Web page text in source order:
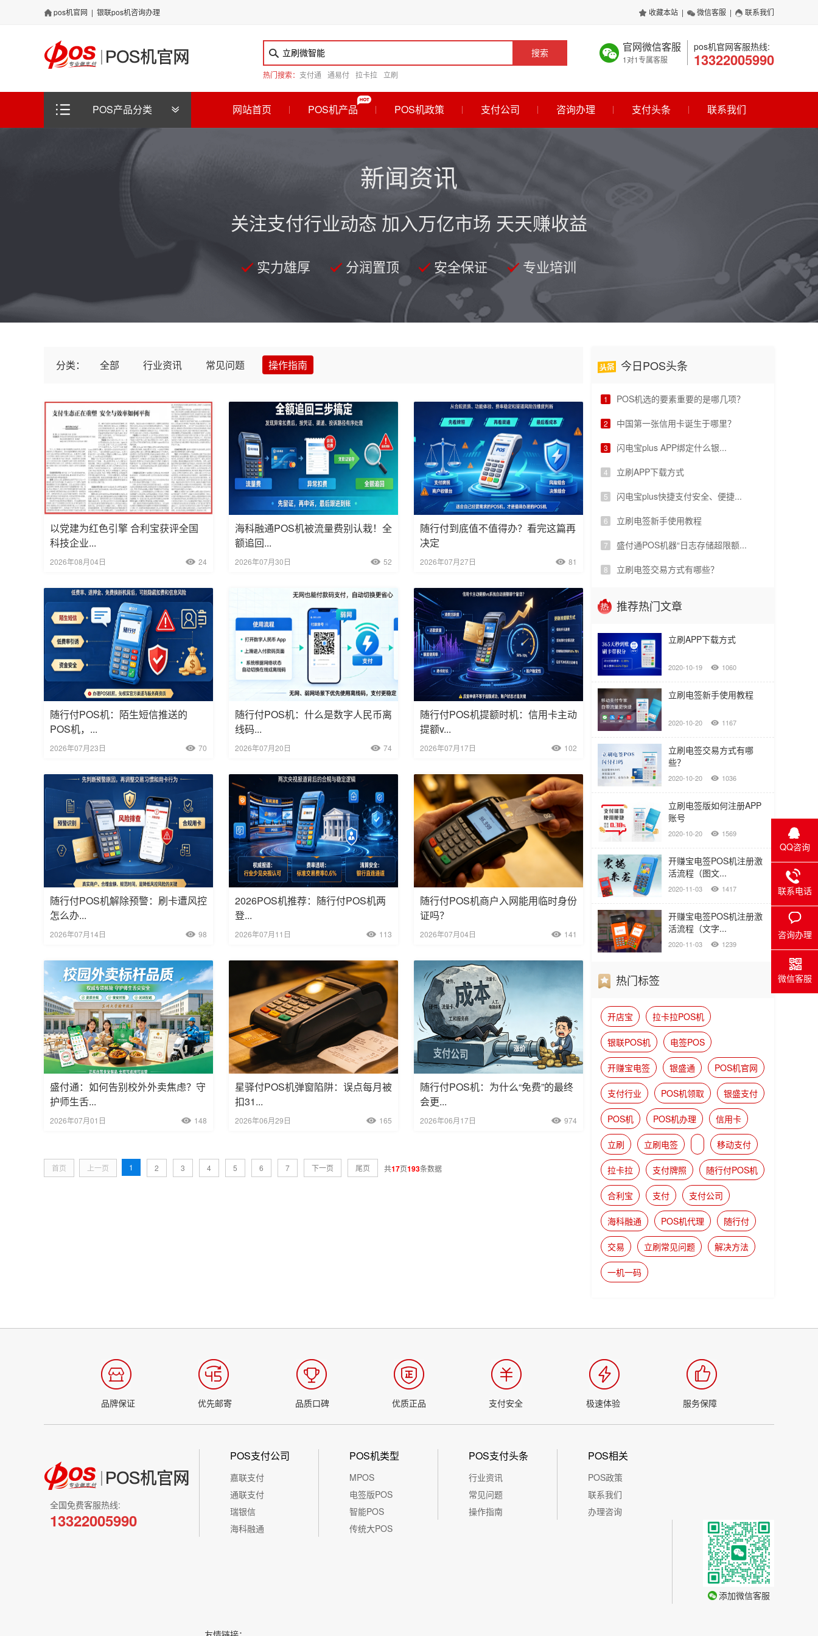
收藏本站 | 微信客服 | 联系我们
pos机官网 | 银联pos机咨询办理
搜索
热门搜索： 支付通 通易付 拉卡拉 立刷
pos机官网客服热线:
13322005990
官网微信客服
1对1专属客服
POS产品分类 网站首页 POS机产品 POS机政策 支付公司 咨询办理 支付头条 联系我们
新闻资讯
关注支付行业动态 加入万亿市场 天天赚收益
实力雄厚 分润置顶 安全保证 专业培训
分类： 全部 行业资讯 常见问题 操作指南
以党建为红色引擎 合利宝获评全国
科技企业...
2026年08月04日 24
海科融通POS机被流量费别认栽！全
额追回...
2026年07月30日 52
随行付到底值不值得办？看完这篇再
决定
2026年07月27日 81
随行付POS机：陌生短信推送的
POS机，...
2026年07月23日 70
随行付POS机：什么是数字人民币离
线码...
2026年07月20日 74
随行付POS机提额时机：信用卡主动
提额v...
2026年07月17日 102
随行付POS机解除预警：刷卡遭风控
怎么办...
2026年07月14日 98
2026POS机推荐：随行付POS机两
登...
2026年07月11日 113
随行付POS机商户入网能用临时身份
证吗？
2026年07月04日 141
盛付通：如何告别校外外卖焦虑？守
护师生舌...
2026年07月01日 148
星驿付POS机弹窗陷阱：误点每月被
扣31...
2026年06月29日 165
随行付POS机：为什么“免费”的最终
会更...
2026年06月17日 974
首页 上一页 1 2 3 4 5 6 7 下一页 尾页 共17页193条数据
今日POS头条
POS机选的要素重要的是哪几项？
中国第一张信用卡诞生于哪里？
闪电宝plus APP绑定什么银...
立刷APP下载方式
闪电宝plus快捷支付安全、便捷...
立刷电签新手使用教程
盛付通POS机器“日志存储超限额...
立刷电签交易方式有哪些？
推荐热门文章
立刷APP下载方式
2020-10-19 1060
立刷电签新手使用教程
2020-10-20 1167
立刷电签交易方式有哪
些？
2020-10-20 1036
立刷电签版如何注册APP
账号
2020-10-20 1569
开赚宝电签POS机注册激
活流程（图文...
2020-11-03 1417
开赚宝电签POS机注册激
活流程（文字...
2020-11-03 1239
热门标签
开店宝 拉卡拉POS机
银联POS机 电签POS
开赚宝电签 银盛通 POS机官网
支付行业 POS机领取 银盛支付
POS机 POS机办理 信用卡
立刷 立刷电签 移动支付
拉卡拉 支付牌照 随行付POS机
合利宝 支付 支付公司
海科融通 POS机代理 随行付
交易 立刷常见问题 解决方法
一机一码
品牌保证 优先邮寄 品质口碑 优质正品 支付安全 极速体验 服务保障
全国免费客服热线:
13322005990
POS支付公司
嘉联支付
通联支付
瑞银信
海科融通
POS机类型
MPOS
电签版POS
智能POS
传统大POS
POS支付头条
行业资讯
常见问题
操作指南
POS相关
POS政策
联系我们
办理咨询
添加微信客服
QQ咨询
联系电话
咨询办理
微信客服